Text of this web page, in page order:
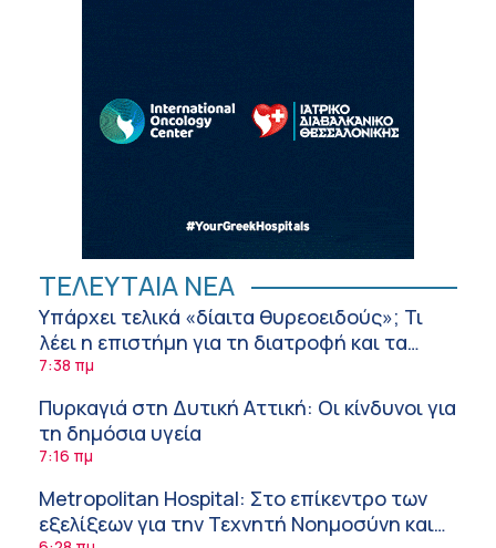
ΤΕΛΕΥΤΑΙΑ ΝΕΑ
Υπάρχει τελικά «δίαιτα θυρεοειδούς»; Τι
λέει η επιστήμη για τη διατροφή και τα
συμπληρώματα
7:38 πμ
Πυρκαγιά στη Δυτική Αττική: Οι κίνδυνοι για
τη δημόσια υγεία
7:16 πμ
Metropolitan Hospital: Στο επίκεντρο των
εξελίξεων για την Τεχνητή Νοημοσύνη και